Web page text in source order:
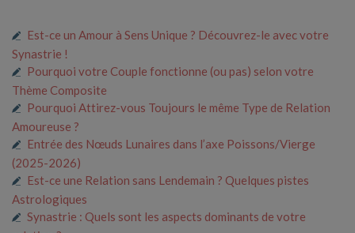
Est-ce un Amour à Sens Unique ? Découvrez-le avec votre
Synastrie !
Pourquoi votre Couple fonctionne (ou pas) selon votre
Thème Composite
Pourquoi Attirez-vous Toujours le même Type de Relation
Amoureuse ?
Entrée des Nœuds Lunaires dans l’axe Poissons/Vierge
(2025-2026)
Est-ce une Relation sans Lendemain ? Quelques pistes
Astrologiques
Synastrie : Quels sont les aspects dominants de votre